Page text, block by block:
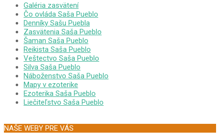
Galéria zasvätení
Čo ovláda Saša Pueblo
Denníky Sašu Puebla
Zasvätenia Saša Pueblo
Šaman Saša Pueblo
Reikista Saša Pueblo
Veštectvo Saša Pueblo
Silva Saša Pueblo
Náboženstvo Saša Pueblo
Mapy v ezoterike
Ezoterika Saša Pueblo
Liečiteľstvo Saša Pueblo
NAŠE WEBY PRE VÁS